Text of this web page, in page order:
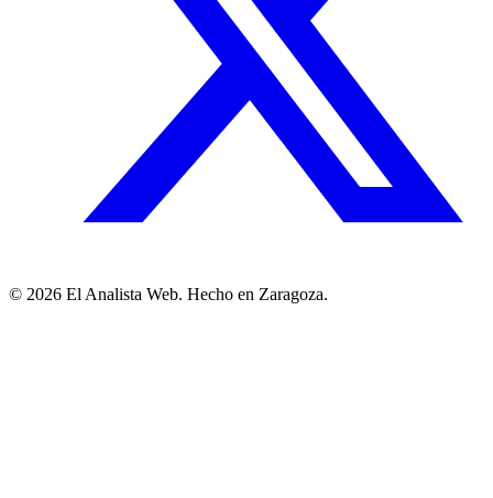
© 2026 El Analista Web. Hecho en Zaragoza.